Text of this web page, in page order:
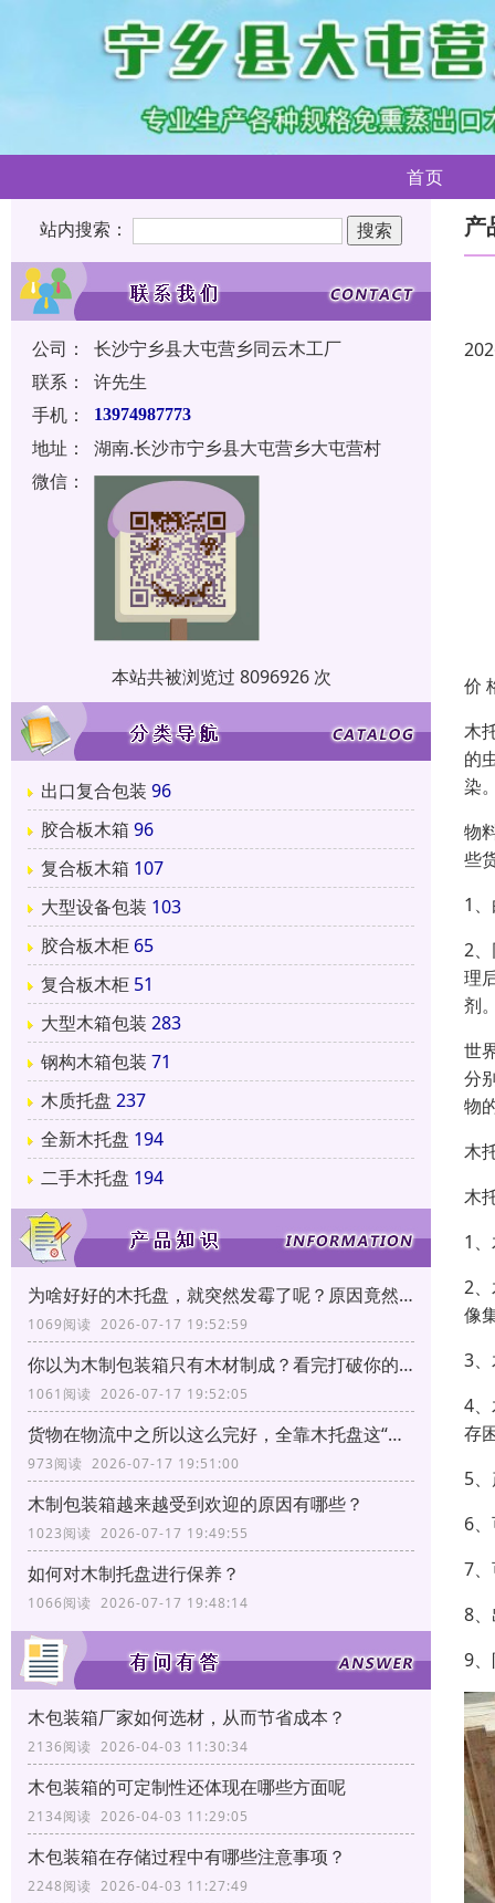
首页
站内搜索：
公司：
长沙宁乡县大屯营乡同云木工厂
联系：
许先生
手机：
13974987773
地址：
湖南.长沙市宁乡县大屯营乡大屯营村
微信：
本站共被浏览过 8096926 次
出口复合包装 96
胶合板木箱 96
复合板木箱 107
大型设备包装 103
胶合板木柜 65
复合板木柜 51
大型木箱包装 283
钢构木箱包装 71
木质托盘 237
全新木托盘 194
二手木托盘 194
为啥好好的木托盘，就突然发霉了呢？原因竟然和它有关！
1069阅读 2026-07-17 19:52:59
你以为木制包装箱只有木材制成？看完打破你的固有印象！
1061阅读 2026-07-17 19:52:05
货物在物流中之所以这么完好，全靠木托盘这“三大功能”！
973阅读 2026-07-17 19:51:00
木制包装箱越来越受到欢迎的原因有哪些？
1023阅读 2026-07-17 19:49:55
如何对木制托盘进行保养？
1066阅读 2026-07-17 19:48:14
木包装箱厂家如何选材，从而节省成本？
2136阅读 2026-04-03 11:30:34
木包装箱的可定制性还体现在哪些方面呢
2134阅读 2026-04-03 11:29:05
木包装箱在存储过程中有哪些注意事项？
2248阅读 2026-04-03 11:27:49
产
价
木
的
染
物
些
1
2
理
剂
世
分
物
木
木
1
2
像
3
4
存
5
6
7
8
9